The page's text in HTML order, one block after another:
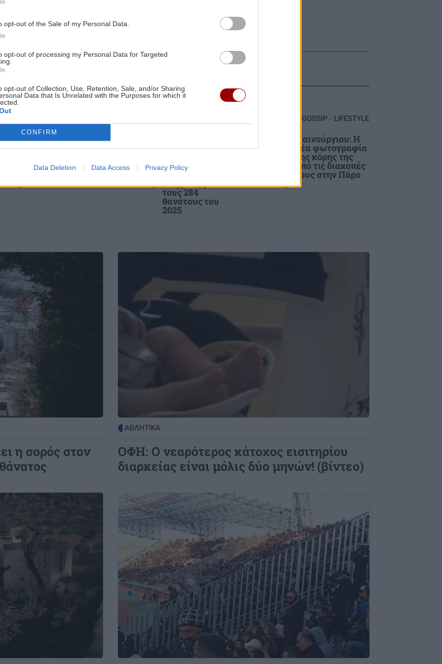
opt-out of the Sale of my Personal Data.
opt-out of processing my Personal Data for Targeted
opt-out of Collection, Use, Retention, Sale, and/or Sharing
Data that Is Unrelated with the Purposes for which it
CONFIRM
Data Deletion Data Access Privacy Policy
15:35
Ο «χάρτης» των πληρωμών από e-
Mega fire στην Αττικοβοιωτία:
ΚΡΗΤΗ
Κρήτη: Πολύ υψηλός κίνδυνος
«Πορτοκαλί» όλο το νησί
14:11
Κατήγγειλε τροχαίο και καταδίωξη
GOSSIP - LIFESTYLE
Αθηνά Οικονομάκου και Μπρούνο
Τσερέλα στα Μπόρα Μπόρα
13:54
ΚΟΣΜΟΣ
Σικάγο: Σε αποσύνθεση 56 σοροί -
Τρωκτικά και σκουλήκια στο χώρο
13:44
Θρίλερ στον Λυκαβηττό: Εντοπίστηκε
σορός ατόμου σε σπηλιά
Κωνσταντία
Δημογλίδου:
Αστυνόμο Α'
Υγείας:
προειδοποίηση
για τους
πνιγμούς μετά
τους 284
θανάτους του
2025
GOSSIP - LIFESTYLE
Καινούργιου: Η
νέα φωτογραφία
της κόρης της
από τις διακοπές
τους στην Πάρο
η σορός στον
ΑΘΛΗΤΙΚΑ
ΟΦΗ: Ο νεαρότερος κάτοχος εισιτηρίου
διαρκείας είναι μόλις δύο μηνών! (βίντεο)
Image